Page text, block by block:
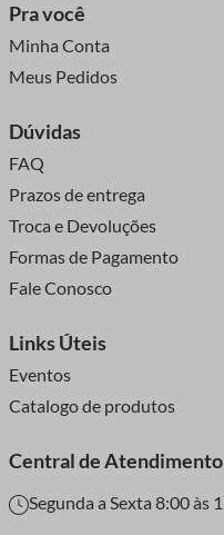
Pra você
Minha Conta
Meus Pedidos
Dúvidas
FAQ
Prazos de entrega
Troca e Devoluções
Formas de Pagamento
Fale Conosco
Links Úteis
Eventos
Catalogo de produtos
Central de Atendimento
Segunda a Sexta 8:00 às